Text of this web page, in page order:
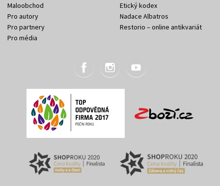
Maloobchod
Pro autory
Pro partnery
Pro média
Etický kodex
Nadace Albatros
Restorio – online antikvariát